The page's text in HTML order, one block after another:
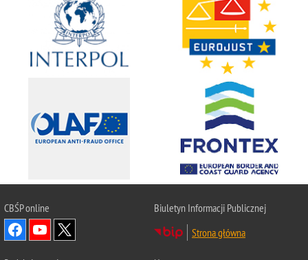
CBŚPonline
Biuletyn Informacji Publicznej
Strona główna